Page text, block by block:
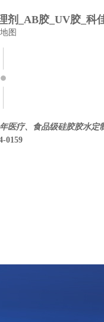
剂_AB胶_UV胶_科
图
医疗、食品级硅胶胶水定
0159